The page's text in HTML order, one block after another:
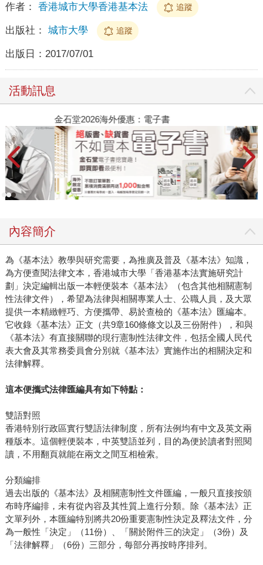
作者： 香港城市大學香港基本法 追蹤
出版社： 城市大學 追蹤
出版日： 2017/07/01
活動訊息
金石堂2026海外優惠：電子書
內容簡介
為《基本法》教學與研究需要，為推廣及普及《基本法》知識，
為方便查閱法律文本，香港城市大學「香港基本法實施研究計
劃」決定編輯出版一本輕便裝本《基本法》（包含其他相關憲制
性法律文件），希望為法律與相關專業人士、公職人員，及大眾
提供一本精緻輕巧、方便攜帶、易於查檢的《基本法》匯編本。
它收錄《基本法》正文（共9章160條條文以及三份附件），和與
《基本法》有直接關聯的現行憲制性法律文件，包括全國人民代
表大會及其常務委員會分別就《基本法》實施作出的相關決定和
法律解釋。
這本便攜式法律匯編具有如下特點：
雙語對照
香港特別行政區實行雙語法律制度，所有法例均有中文及英文兩
種版本。這個輕便裝本，中英雙語並列，目的為便於讀者對照閱
讀，不用翻頁就能在兩文之間互相檢索。
分類編排
過去出版的《基本法》及相關憲制性文件匯編，一般只直接按頒
布時序編排，未有從內容及其性質上進行分類。除《基本法》正
文單列外，本匯編特別將共20份重要憲制性決定及釋法文件，分
為一般性「決定」（11份）、「關於附件三的決定」（3份）及
「法律解釋」（6份）三部分，每部分再按時序排列。